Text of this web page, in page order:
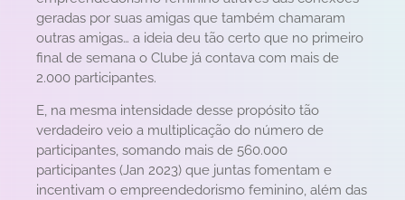
geradas por suas amigas que também chamaram
outras amigas… a ideia deu tão certo que no primeiro
final de semana o Clube já contava com mais de
2.000 participantes.
E, na mesma intensidade desse propósito tão
verdadeiro veio a multiplicação do número de
participantes, somando mais de 560.000
participantes (Jan 2023) que juntas fomentam e
incentivam o empreendedorismo feminino, além das